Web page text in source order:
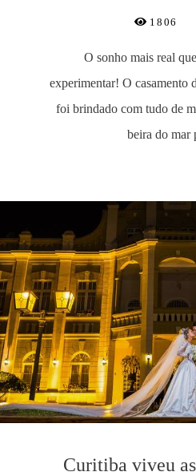
1806
O sonho mais real
experimentar! O casamento
foi brindado com tudo de
beira do mar
Curitiba viveu